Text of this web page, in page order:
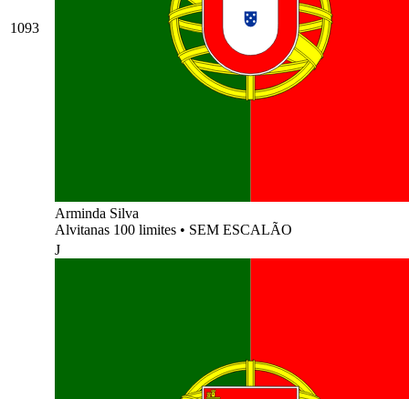
1093
Arminda Silva
Alvitanas 100 limites • SEM ESCALÃO
J